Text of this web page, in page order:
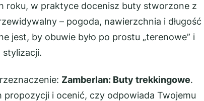
roku, w praktyce docenisz buty stworzone z
– pogoda, nawierzchnia i długość
jest, by obuwie było po prostu „terenowe” i
Zamberlan: Buty trekkingowe.
i ocenić, czy odpowiada Twojemu